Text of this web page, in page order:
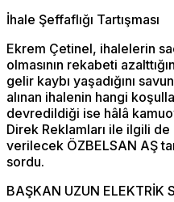
İhale Şeffaflığı Tartışması
Ekrem Çetinel, ihalelerin
olmasının rekabeti
gelir kaybı yaşadığını
alınan ihalenin hangi
devredildiği ise hâlâ
Direk Reklamları ile ilgili
verilecek ÖZBELSAN AŞ
sordu.
BAŞKAN UZUN ELEKTRİK